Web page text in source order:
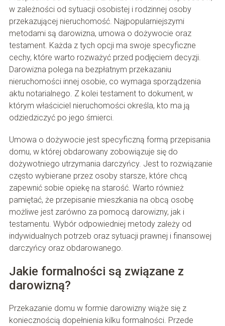
w zależności od sytuacji osobistej i rodzinnej osoby
przekazującej nieruchomość. Najpopularniejszymi
metodami są darowizna, umowa o dożywocie oraz
testament. Każda z tych opcji ma swoje specyficzne
cechy, które warto rozważyć przed podjęciem decyzji.
Darowizna polega na bezpłatnym przekazaniu
nieruchomości innej osobie, co wymaga sporządzenia
aktu notarialnego. Z kolei testament to dokument, w
którym właściciel nieruchomości określa, kto ma ją
odziedziczyć po jego śmierci.
Umowa o dożywocie jest specyficzną formą przepisania
domu, w której obdarowany zobowiązuje się do
dożywotniego utrzymania darczyńcy. Jest to rozwiązanie
często wybierane przez osoby starsze, które chcą
zapewnić sobie opiekę na starość. Warto również
pamiętać, że przepisanie mieszkania na obcą osobę
możliwe jest zarówno za pomocą darowizny, jak i
testamentu. Wybór odpowiedniej metody zależy od
indywidualnych potrzeb oraz sytuacji prawnej i finansowej
darczyńcy oraz obdarowanego.
Jakie formalności są związane z
darowizną?
Przekazanie domu w formie darowizny wiąże się z
koniecznością dopełnienia kilku formalności. Przede